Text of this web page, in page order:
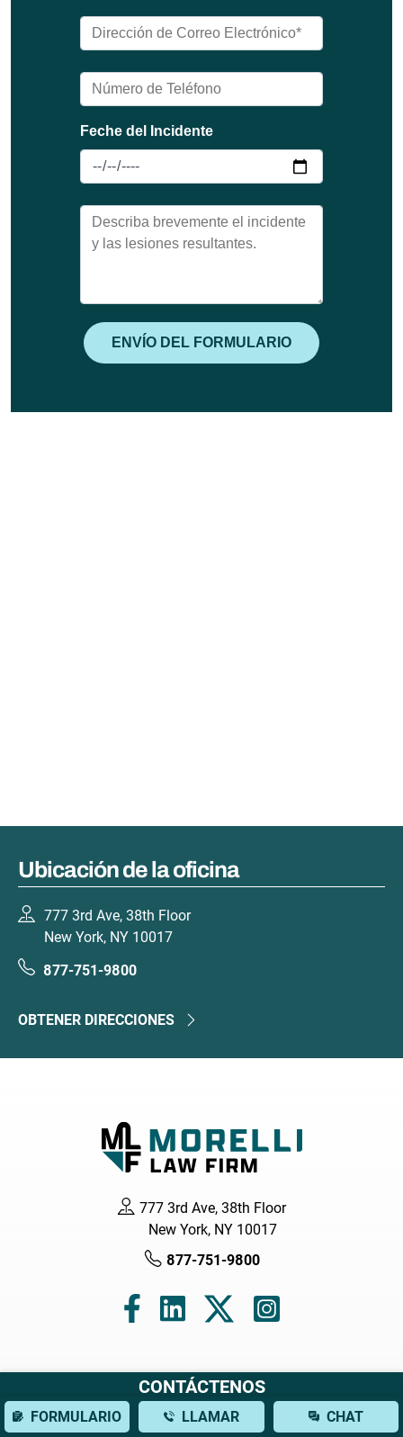
Ubicación de la oficina
777 3rd Ave, 38th Floor
New York, NY 10017
877-751-9800
OBTENER DIRECCIONES
777 3rd Ave, 38th Floor
New York, NY 10017
877-751-9800
Navegación
Hogar
CONTÁCTENOS
FORMULARIO LLAMAR CHAT